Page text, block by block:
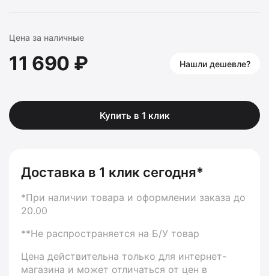
Цена за наличные
11 690 ₽ Нашли дешевле?
Купить в 1 клик
Доставка в 1 клик сегодня*
*При наличии товара и оформлении заказа до
20.00
**Не распространяется на Б/У товар
Цена действительна только для интернет-
магазина и может отличаться от цен в